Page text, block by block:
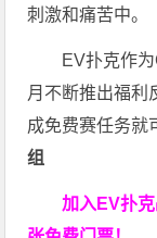
刺激和痛苦中。
EV扑克作
月不断推出福利
成免费赛任务
组
加入EV扑克